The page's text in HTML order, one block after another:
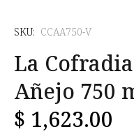
SKU: CCAA750-V
La
Añejo 750
$ 1,623.00